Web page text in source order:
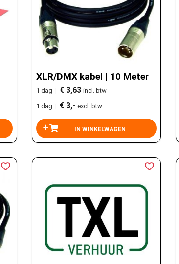
XLR/DMX kabel | 10 Meter
1 dag | € 3,63 incl. btw
1 dag | € 3,- excl. btw